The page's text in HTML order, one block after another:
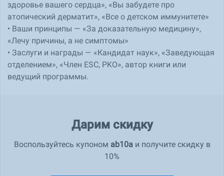
здоровье вашего сердца», «Вы забудете про
атопический дерматит», «Все о детском иммунитете»
• Ваши принципы — «За доказательную медицину»,
«Лечу причины, а не симптомы»
• Заслуги и награды — «Кандидат наук», «Заведующая
отделением», «Член ESC, PKO», автор книги или
ведущий программы.
Дарим скидку
Воспользуйтесь купоном ab10aи получите скидку в
10%